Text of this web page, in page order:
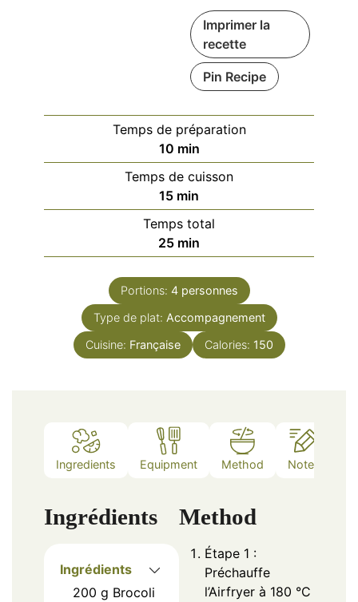
Imprimer la
recette
Pin Recipe
Temps de préparation
10minutes
min
Temps de cuisson
15minutes
min
Temps total
25minutes
min
Portions: 4 personnes
Type de plat: Accompagnement
Cuisine: Française Calories: 150
Ingredients Equipment Method Notes
Ingrédients
Ingrédients
200 g Brocoli
Method
Étape 1 :
Préchauffe
l’Airfryer à 180 °C